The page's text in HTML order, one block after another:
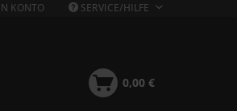
KONTO SERVICE/HILFE
0,00 €